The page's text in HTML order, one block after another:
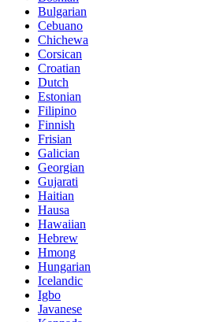
Bulgarian
Cebuano
Chichewa
Corsican
Croatian
Dutch
Estonian
Filipino
Finnish
Frisian
Galician
Georgian
Gujarati
Haitian
Hausa
Hawaiian
Hebrew
Hmong
Hungarian
Icelandic
Igbo
Javanese